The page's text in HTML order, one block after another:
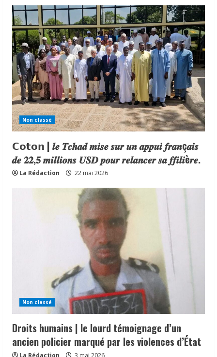
Non classé
𝗖𝗼𝘁𝗼𝗻 | 𝒍𝒆 𝑻𝒄𝒉𝒂𝒅 𝒎𝒊𝒔𝒆 𝒔𝒖𝒓 𝒖𝒏 𝒂𝒑𝒑𝒖𝒊 𝒇𝒓𝒂𝒏ç𝒂𝒊𝒔
𝒅𝒆 𝟐𝟐,𝟓 𝒎𝒊𝒍𝒍𝒊𝒐𝒏𝒔 𝑼𝑺𝑫 𝒑𝒐𝒖𝒓 𝒓𝒆𝒍𝒂𝒏𝒄𝒆𝒓 𝒔𝒂 𝒇𝒇𝒊𝒍𝒊è𝒓𝒆.
La Rédaction 22 mai 2026
Non classé
Droits humains | le lourd témoignage d’un
ancien policier marqué par les violences d’État